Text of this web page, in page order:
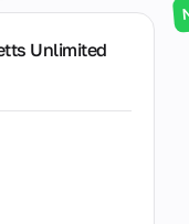
Unlimited